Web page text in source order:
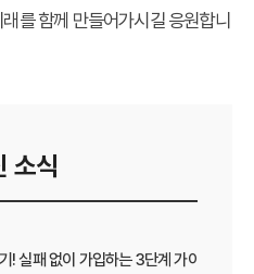
를 함께 만들어가시길 응원합니
소식
! 실패 없이 가입하는 3단계 가이드